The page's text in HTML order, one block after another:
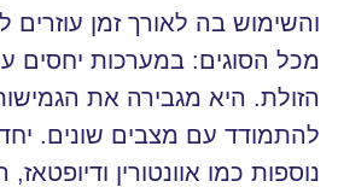
והשימוש בה לאורך זמן עוזרים
מכל הסוגים: במערכות יחסים
הזולת. היא מגבירה את
להתמודד עם מצבים שונים.
נוספות כמו אוונטורין